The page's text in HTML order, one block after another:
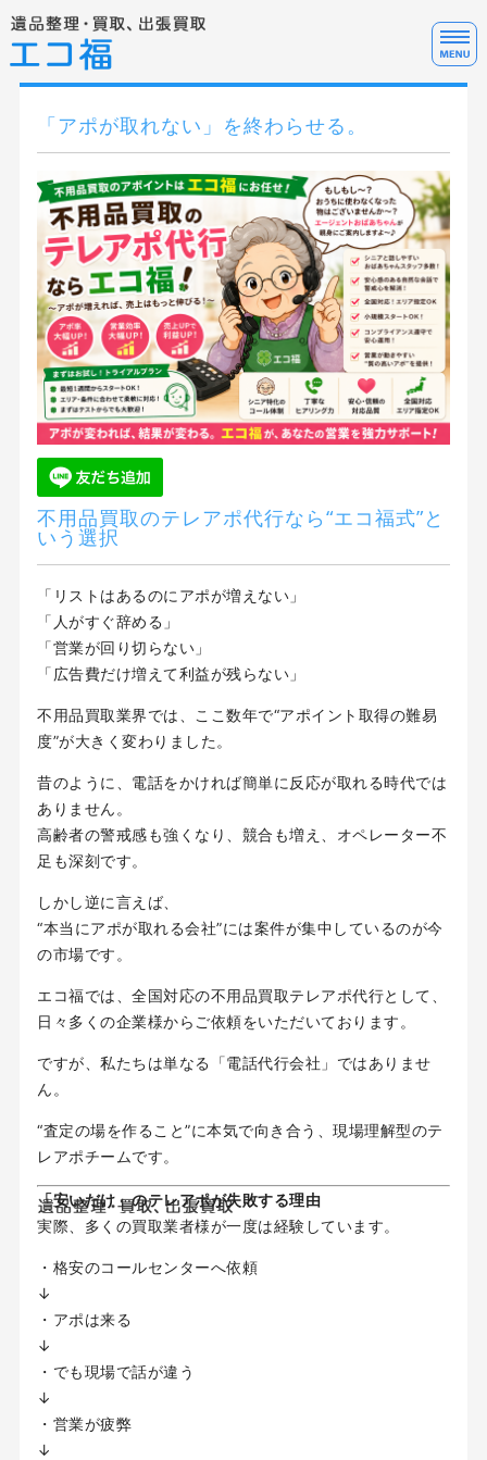
サービス料金
サービスの流れ・FAQ
テレアポ代行について
お問い合わせ
「アポが取れない」を終わらせる。
不用品買取のテレアポ代行なら“エコ福式”と
いう選択
「リストはあるのにアポが増えない」
「人がすぐ辞める」
「営業が回り切らない」
「広告費だけ増えて利益が残らない」
不用品買取業界では、ここ数年で“アポイント取得の難易
度”が大きく変わりました。
昔のように、電話をかければ簡単に反応が取れる時代では
ありません。
高齢者の警戒感も強くなり、競合も増え、オペレーター不
足も深刻です。
しかし逆に言えば、
“本当にアポが取れる会社”には案件が集中しているのが今
の市場です。
エコ福では、全国対応の不用品買取テレアポ代行として、
日々多くの企業様からご依頼をいただいております。
ですが、私たちは単なる「電話代行会社」ではありませ
ん。
“査定の場を作ること”に本気で向き合う、現場理解型のテ
レアポチームです。
「安いだけ」のテレアポが失敗する理由
実際、多くの買取業者様が一度は経験しています。
・格安のコールセンターへ依頼
↓
・アポは来る
↓
・でも現場で話が違う
↓
・営業が疲弊
↓